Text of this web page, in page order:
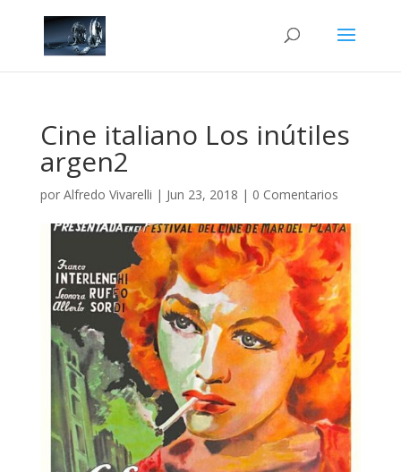
Cine italiano Los inútiles
argen2
por Alfredo Vivarelli | Jun 23, 2018 | 0 Comentarios